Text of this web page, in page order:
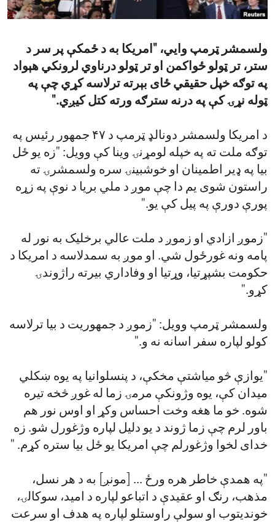
ENVIRONMENT AND HEALTH
ولسمشر ټرمپ وایي، "امریکا به د ځمکې پر سر د
ستر، تر ټولو ځواکمن او تر ټولو درناوي لرونکي هېواد
په توګه خپل حقیقي ځای بېرته ترلاسه کړي چې په
ټوله نړۍ کې په درنه سترګه ورته کتل کیږي."
د امریکا ولسمشر دونالډ ټرمپ د ۴۷ جمهور رئیس په
توګه ملت ته په خپله لومړنۍ وینا کې وویل: "زه یو ځل
بیا په ډیر اطمینان او خوشبینۍ سره ولسمشرۍ ته
راستون شوی یم دا چې موږ د ملي بریا د نوې په زړه
پورې دورې په پیل کې یو."
"زموږ ازادي او زموږ د ملت عالي برخلیک به نور له
پامه ونه غورځول شي. او موږ به سمدلاسه د امریکا د
حکومت بشپړتیا، وړتیا او وفاداري بیرته راژوندۍ
کړو."
ولسمشر ټرمپ وویل: "زموږ د جمهوریت د بیا ترلاسه
کولو لپاره سفر اسانه نه و."
"یوازې څو میاشتې مخکې، د پنسلوانیا په یوه ښکلي
میدان کې، یوه وژونکې مرمۍ زما له غوږ څخه تیره
شوه. خو ما هغه وخت احساس وکړ او اوس نور هم
باور لرم چې زما ژوند د یو دلیل لپاره وژغورل شو. زه
خدای لخوا وژغورلم چې امریکا یو ځل بیا ستره کړم. "
"په همدې خاطر هره ورځ ... [مونږ] به د هر نسل،
مذهب، رنګ او عقیدې د اتباعو لپاره د امید، سوکالۍ،
خوندیتوب او سولې راوستلو لپاره په هدف او سرعت